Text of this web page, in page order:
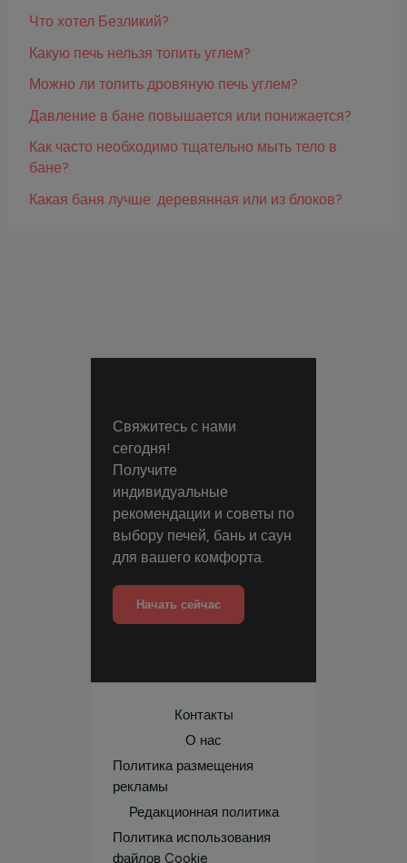
Что хотел Безликий?
Какую печь нельзя топить углем?
Можно ли топить дровяную печь углем?
Давление в бане повышается или понижается?
Как часто необходимо тщательно мыть тело в
бане?
Какая баня лучше: деревянная или из блоков?
Свяжитесь с нами
сегодня!
Получите
индивидуальные
рекомендации и советы по
выбору печей, бань и саун
для вашего комфорта.
Начать сейчас
Контакты
О нас
Политика размещения
рекламы
Редакционная политика
Политика использования
файлов Cookie